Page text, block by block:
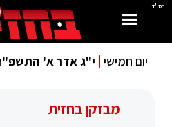
בס"ד
יום חמישי י"ג אדר א' התשפ"ד
מבזקן בחזית